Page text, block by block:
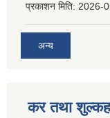
प्रकाशन मिति: 2026-
अन्य
कर तथा